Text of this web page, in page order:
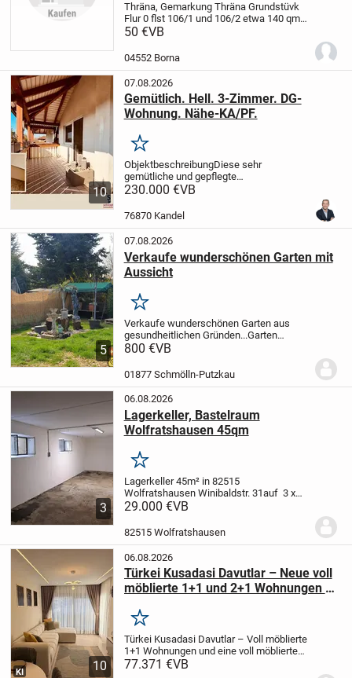
Thräna, Gemarkung Thräna Grundstüvk
Flur 0 flst 106/1 und 106/2 etwa 140 qm
.Zu vermieten 300 euro pro zjahr zu
50 €VB
04552 Borna
10
07.08.2026
Gemütlich. Hell. 3-Zimmer. DG-
Wohnung. Nähe-KA/PF.
Merken
ObjektbeschreibungDiese sehr
gemütliche und gepflegte
Dachgeschosswohnung befindet sich in
1995 in ruhiger Wohnlage von
230.000 €VB
76870 Kandel
5
07.08.2026
Verkaufe wunderschönen Garten mit
Aussicht
Merken
Verkaufe wunderschönen Garten aus
gesundheitlichen Gründen...Garten
befindet sich unterhalb vom Steinbruch in
Anbaupflichten..!!..und man ist schnell im
Wald zum...
800 €VB
01877 Schmölln-Putzkau
3
06.08.2026
Lagerkeller, Bastelraum
Wolfratshausen 45qm
Merken
Lagerkeller 45m² in 82515
Wolfratshausen Winibaldstr. 31auf 3 x
15m bietet sich viel Stellwand für
Zähler Der Raum hat 2 Fenster, Zufahrt
über die Tiefgarage...
29.000 €VB
82515 Wolfratshausen
10
KI
06.08.2026
Türkei Kusadasi Davutlar – Neue voll
möblierte 1+1 und 2+1 Wohnungen zu
Merken
Türkei Kusadasi Davutlar – Voll möblierte
1+1 Wohnungen und eine voll möblierte
2+1 WohnungUnsere Wohnungen sind
77.371 €VB